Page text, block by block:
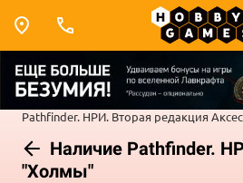
Pathfinder. НРИ. Вторая редакция
Наличие Pathfinder.
"Холмы"